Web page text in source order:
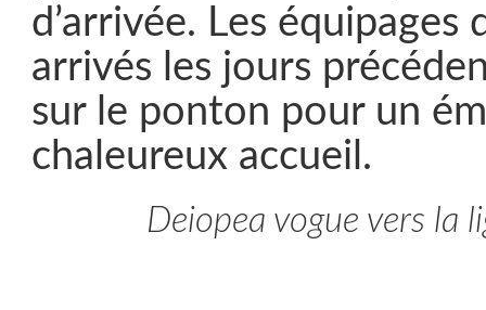
d’arrivée. Les équipages
arrivés les jours
sur le ponton pour un
chaleureux accueil.
Deiopea vogue vers la